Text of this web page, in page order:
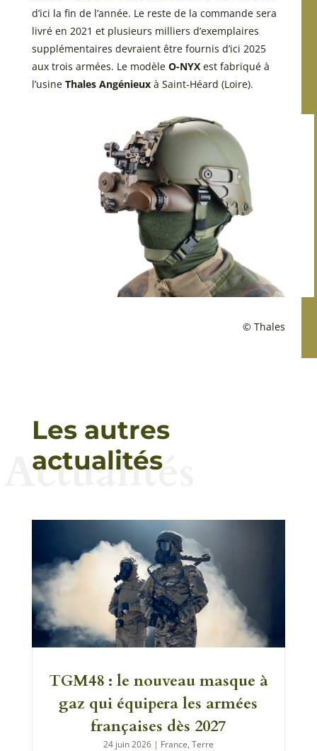
d’ici la fin de l’année. Le reste de la commande sera
livré en 2021 et plusieurs milliers d’exemplaires
supplémentaires devraient être fournis d’ici 2025
aux trois armées. Le modèle O-NYXest fabriqué à
l’usine Thales Angénieuxà Saint-Héard (Loire).
© Thales
Les autres
actualités
Actualités
TGM48 : le nouveau masque à
gaz qui équipera les armées
françaises dès 2027
24 juin 2026| France, Terre